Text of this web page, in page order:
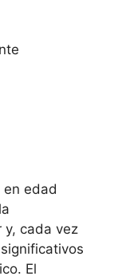
edad
y, cada vez
El